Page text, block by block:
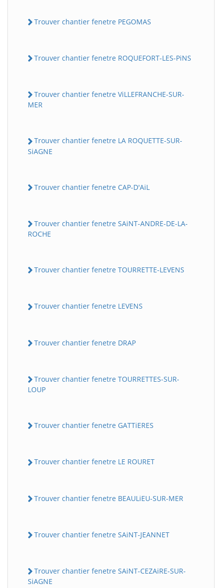
Trouver chantier fenetre PEGOMAS
Trouver chantier fenetre ROQUEFORT-LES-PiNS
Trouver chantier fenetre ViLLEFRANCHE-SUR-
MER
Trouver chantier fenetre LA ROQUETTE-SUR-
SiAGNE
Trouver chantier fenetre CAP-D'AiL
Trouver chantier fenetre SAiNT-ANDRE-DE-LA-
ROCHE
Trouver chantier fenetre TOURRETTE-LEVENS
Trouver chantier fenetre LEVENS
Trouver chantier fenetre DRAP
Trouver chantier fenetre TOURRETTES-SUR-
LOUP
Trouver chantier fenetre GATTiERES
Trouver chantier fenetre LE ROURET
Trouver chantier fenetre BEAULiEU-SUR-MER
Trouver chantier fenetre SAiNT-JEANNET
Trouver chantier fenetre SAiNT-CEZAiRE-SUR-
SiAGNE